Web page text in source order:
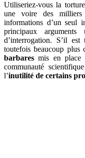
Utiliseriez-vous la
une voire des milliers
informations d’un seul
principaux
d’interrogation. S’il
toutefois beaucoup plus
barbares mis en place
communauté
l’inutilité de certains